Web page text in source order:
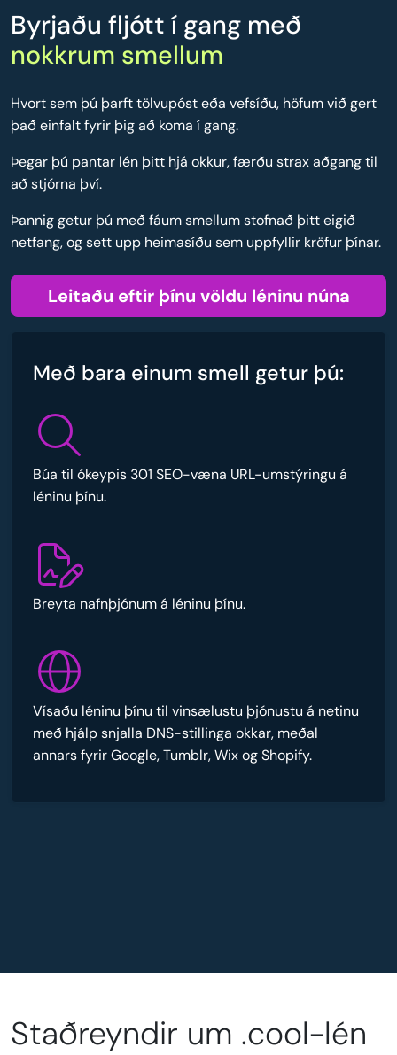
Byrjaðu fljótt í gang með
nokkrum smellum
Hvort sem þú þarft tölvupóst eða vefsíðu, höfum við gert
það einfalt fyrir þig að koma í gang.
Þegar þú pantar lén þitt hjá okkur, færðu strax aðgang til
að stjórna því.
Þannig getur þú með fáum smellum stofnað þitt eigið
netfang, og sett upp heimasíðu sem uppfyllir kröfur þínar.
Leitaðu eftir þínu völdu léninu núna
Með bara einum smell getur þú:
Búa til ókeypis 301 SEO-væna URL-umstýringu á
léninu þínu.
Breyta nafnþjónum á léninu þínu.
Vísaðu léninu þínu til vinsælustu þjónustu á netinu
með hjálp snjalla DNS-stillinga okkar, meðal
annars fyrir Google, Tumblr, Wix og Shopify.
Staðreyndir um .cool-lén